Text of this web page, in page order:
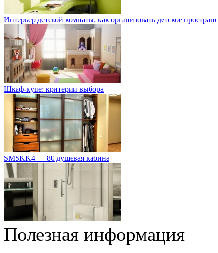
Интерьер детской комнаты: как организовать детское
Шкаф-купе: критерии выбора
SMSKK4 — 80 душевая кабина
Полезная информация